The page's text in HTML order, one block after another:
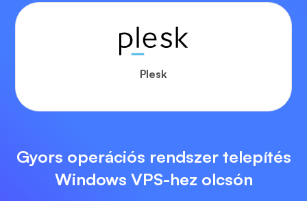
Plesk
Gyors operációs rendszer telepítés
Windows VPS-hez olcsón